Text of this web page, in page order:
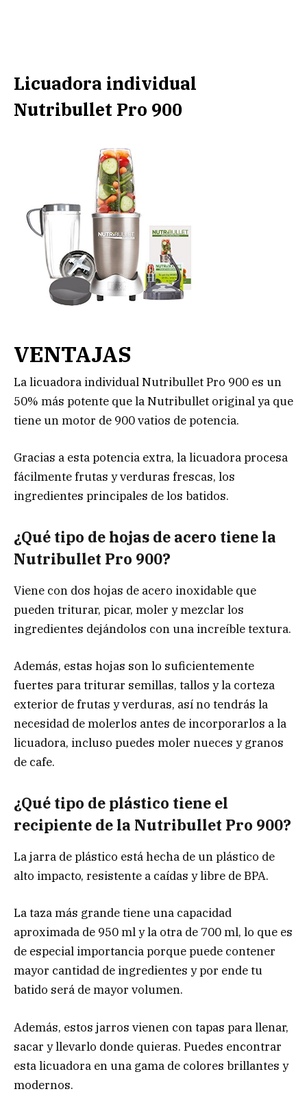
Licuadora individual
Nutribullet Pro 900
VENTAJAS
La licuadora individual Nutribullet Pro 900 es un
50% más potente que la Nutribullet original ya que
tiene un motor de 900 vatios de potencia.
Gracias a esta potencia extra, la licuadora procesa
fácilmente frutas y verduras frescas, los
ingredientes principales de los batidos.
¿Qué tipo de hojas de acero tiene la
Nutribullet Pro 900?
Viene con dos hojas de acero inoxidable que
pueden triturar, picar, moler y mezclar los
ingredientes dejándolos con una increíble textura.
Además, estas hojas son lo suficientemente
fuertes para triturar semillas, tallos y la corteza
exterior de frutas y verduras, así no tendrás la
necesidad de molerlos antes de incorporarlos a la
licuadora, incluso puedes moler nueces y granos
de cafe.
¿Qué tipo de plástico tiene el
recipiente de la Nutribullet Pro 900?
La jarra de plástico está hecha de un plástico de
alto impacto, resistente a caídas y libre de BPA.
La taza más grande tiene una capacidad
aproximada de 950 ml y la otra de 700 ml, lo que es
de especial importancia porque puede contener
mayor cantidad de ingredientes y por ende tu
batido será de mayor volumen.
Además, estos jarros vienen con tapas para llenar,
sacar y llevarlo donde quieras. Puedes encontrar
esta licuadora en una gama de colores brillantes y
modernos.